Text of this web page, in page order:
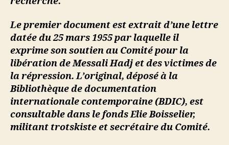
Le premier document est extrait d’une lettre
datée du 25 mars 1955 par laquelle il
exprime son soutien au Comité pour la
libération de Messali Hadj et des victimes de
la répression. L’original, déposé à la
Bibliothèque de documentation
internationale contemporaine (BDIC), est
consultable dans le fonds Elie Boisselier,
militant trotskiste et secrétaire du Comité.